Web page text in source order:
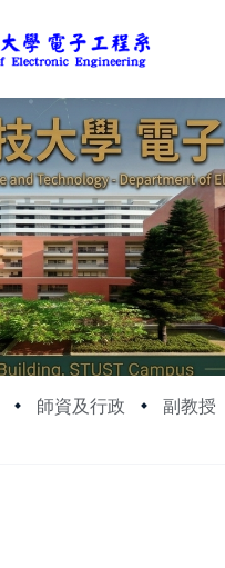
師資及行政
副教授